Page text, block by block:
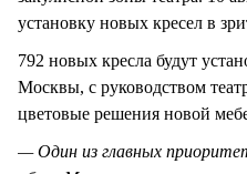
установку новых кресел в
792 новых кресла будут
Москвы, с руководством
цветовые решения новой
— Один из главных